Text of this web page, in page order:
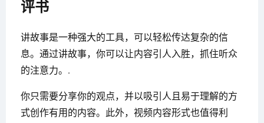
评书
讲故事是一种强大的工具，可以轻松传达复杂的信
息。通过讲故事，你可以让内容引人入胜，抓住听众
的注意力。.
你只需要分享你的观点，并以吸引人且易于理解的方
式创作有用的内容。此外，视频内容形式也值得利